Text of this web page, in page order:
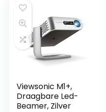
Viewsonic M1+,
Draagbare Led-
Beamer, Zilver